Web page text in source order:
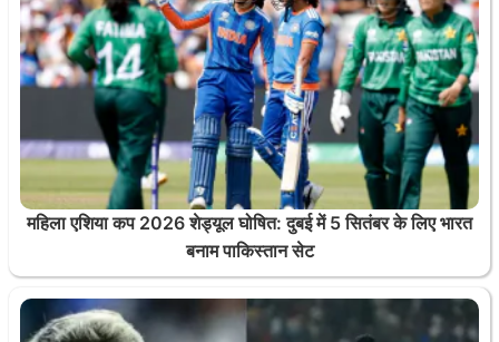
महिला एशिया कप 2026 शेड्यूल घोषित: दुबई में 5 सितंबर के लिए भारत
बनाम पाकिस्तान सेट